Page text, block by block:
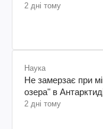
2 дні тому
Наука
Не замерзає при
озера" в
2 дні тому